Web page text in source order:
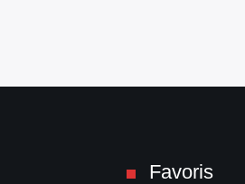
Favoris